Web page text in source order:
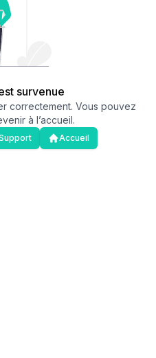
survenue
correctement. Vous pouvez
à l’accueil.
Accueil